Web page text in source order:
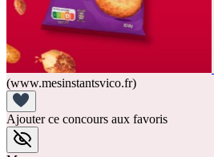
(www.mesinstantsvico.fr)
Ajouter ce concours aux favoris